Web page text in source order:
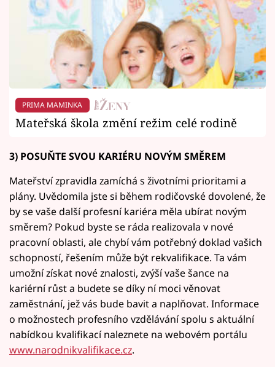
PRIMA MAMINKA
Mateřská škola změní režim celé rodině
3) POSUŇTE SVOU KARIÉRU NOVÝM SMĚREM
Mateřství zpravidla zamíchá s životními prioritami a
plány. Uvědomila jste si během rodičovské dovolené, že
by se vaše další profesní kariéra měla ubírat novým
směrem? Pokud byste se ráda realizovala v nové
pracovní oblasti, ale chybí vám potřebný doklad vašich
schopností, řešením může být rekvalifikace. Ta vám
umožní získat nové znalosti, zvýší vaše šance na
kariérní růst a budete se díky ní moci věnovat
zaměstnání, jež vás bude bavit a naplňovat. Informace
o možnostech profesního vzdělávání spolu s aktuální
nabídkou kvalifikací naleznete na webovém portálu
www.narodnikvalifikace.cz.